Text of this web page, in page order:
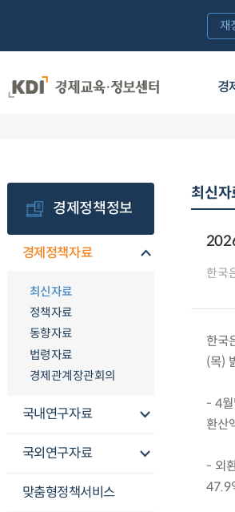
경
재
경제정책정보
경제정책자료
최신자료
정책자료
동향자료
법령자료
경제관계장관회의
국내연구자료
국외연구자료
맞춤형정책서비스
최신자
한국
한국
(목)
- 4월
환산
- 외
47.9